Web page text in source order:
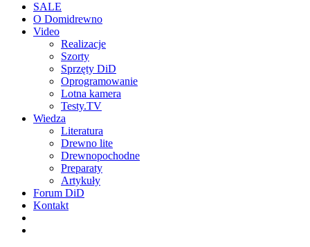
SALE
O Domidrewno
Video
Realizacje
Szorty
Sprzęty DiD
Oprogramowanie
Lotna kamera
Testy.TV
Wiedza
Literatura
Drewno lite
Drewnopochodne
Preparaty
Artykuły
Forum DiD
Kontakt